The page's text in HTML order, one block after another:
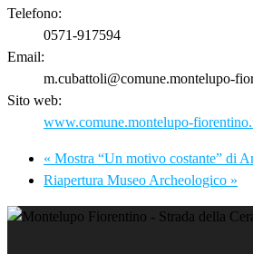
Telefono:
0571-917594
Email:
m.cubattoli@comune.montelupo-
Sito web:
www.comune.montelupo-
« Mostra “Un motivo costante” di
Riapertura Museo Archeologico »